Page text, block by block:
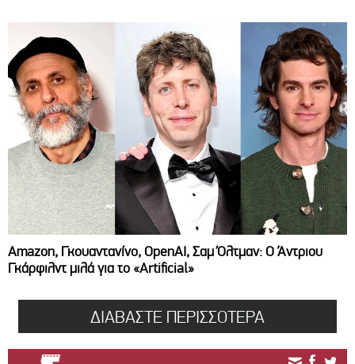
Amazon, Γκουαντανίνο, OpenAI, Σαμ Όλτμαν: Ο Άντριου
Γκάρφιλντ μιλά για το «Artificial»
ΔΙΑΒΑΣΤΕ ΠΕΡΙΣΣΟΤΕΡΑ